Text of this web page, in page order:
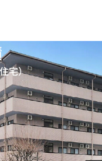
宅）